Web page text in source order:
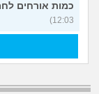
כמות אורחים
12:03)